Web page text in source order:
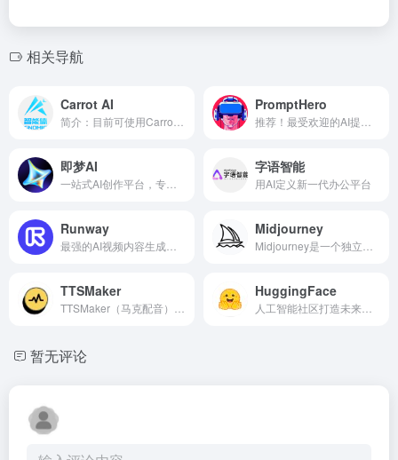
相关导航
Carrot AI PromptHero
即梦AI 字语智能
用AI定义新一代办公平台
Runway Midjourney
TTSMaker HuggingFace
暂无评论